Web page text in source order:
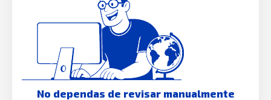
No dependas de revisar manualmente